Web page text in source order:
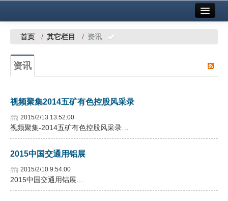
中国有色金属报社主办 广告服务
铜镍铅锌
稀有稀土
科技
镁钛
首页 / 其它栏目 / 资讯
资讯
视频聚集2014五矿有色控股风采录
2015/2/13 13:52:00
视频聚集-2014五矿有色控股风采录…
2015中国交通用铝展
2015/2/10 9:54:00
2015中国交通用铝展…